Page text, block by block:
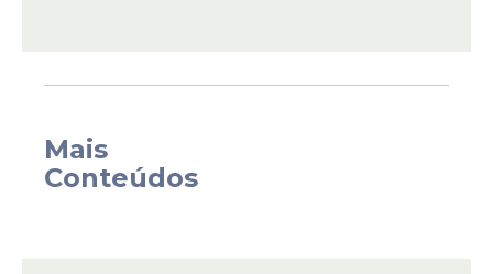
alimentação, que passou para R$ 1.500.
Com isso, o total mensal pode atingir R$
Mais
Conteúdos